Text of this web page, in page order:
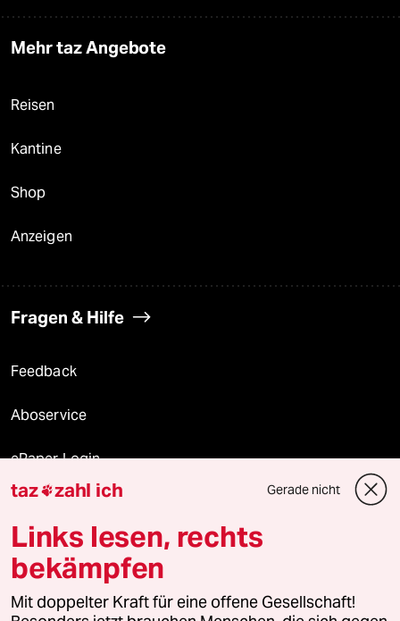
Mehr taz Angebote
Reisen
Kantine
Shop
Anzeigen
Fragen & Hilfe
Feedback
Aboservice
ePaper Login
Downloads für Abonnierende
© 2026 taz Verlags und Vertriebs GmbH
Alle Rechte vorbehalten. Bei rechtlichen Fragen oder für Genehmigungen
wenden Sie sich bitte an lizenzen@taz.de
taz zahl ich Gerade nicht
Links lesen, rechts
bekämpfen
Mit doppelter Kraft für eine offene Gesellschaft!